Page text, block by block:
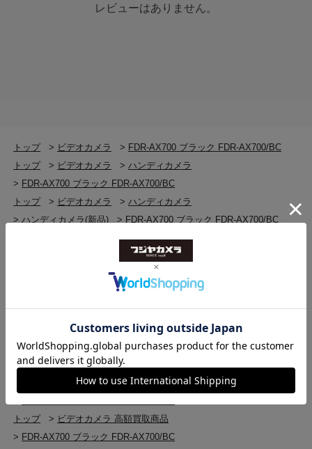
HLG方式（＊1）に対応。また、遅回しや早回し撮影を可
能にする「スロー＆クイックモーション（＊2）」や、最
SDHC/SDXCメモリーカードが必要です
大事な映像の鑑賞も保存もスムーズに
こだわって撮影した映像は、手軽に鑑賞し、確実に保存
ちろんフルHDテレビでも美しく再生したり、ブルーレイ
ディスクレコーダーやパソコンで保存する方法がありま
＊ HDR映像をテレビで表示する場合は、HDR（HLG）
詳しい特徴はこちら（メーカーページ）よりご確認くだ
さい
アクセサリーシュー
〇（マルチインターフェースシュー）
マイク入力
マルチ/マイクロUSB端子 *3、ステレオミニミニジャ
メモリーカードスロット
SLOT A：メモリースティック PRO デュオ、SDカー
ド用マルチスロット
SLOT B：SDカード用スロット
本体内充電（付属バッテリーの満充電時間） *4
〇（約2時間50分）
レビューはありません。
トップ > ビデオカメラ > FDR-AX700 ブラック FDR-AX700/BC
トップ
> ビデオカメラ >ハンディカメラ
> FDR-AX700 ブラック FDR-AX700/BC
トップ
> ビデオカメラ >ハンディカメラ
>ハンディカメラ(新品) > FDR-AX700 ブラック FDR-AX700/BC
>SONY ビデオカメラ
FDR-AX700 ブラック FDR-AX700/BC
ビデオカメラ >
SONY ビデオカメラ(新品)
>FDR-AX700 ブラック FDR-AX700/BC
ビデオカメラ >ビデオカメラ(新品)
>FDR-AX700 ブラック FDR-AX700/BC
トップ
>SONY >FDR-AX700 ブラック FDR-AX700/BC
SONY(ソニー) 高額買取商品
トップ
> ビデオカメラ 高額買取商品
> FDR-AX700 ブラック FDR-AX700/BC